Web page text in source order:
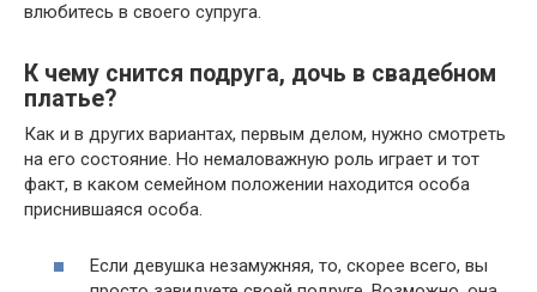
влюбитесь в своего супруга.
К чему снится подруга, дочь в свадебном
платье?
Как и в других вариантах, первым делом, нужно смотреть
на его состояние. Но немаловажную роль играет и тот
факт, в каком семейном положении находится особа
приснившаяся особа.
Если девушка незамужняя, то, скорее всего, вы